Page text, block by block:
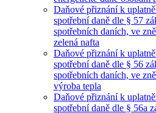
Daňové přiznání k
spotřební daně dle § 57
spotřebních daních, ve
zelená nafta
Daňové přiznání k
spotřební daně dle § 56
spotřebních daních, ve
výroba tepla
Daňové přiznání k
spotřební daně dle § 56a